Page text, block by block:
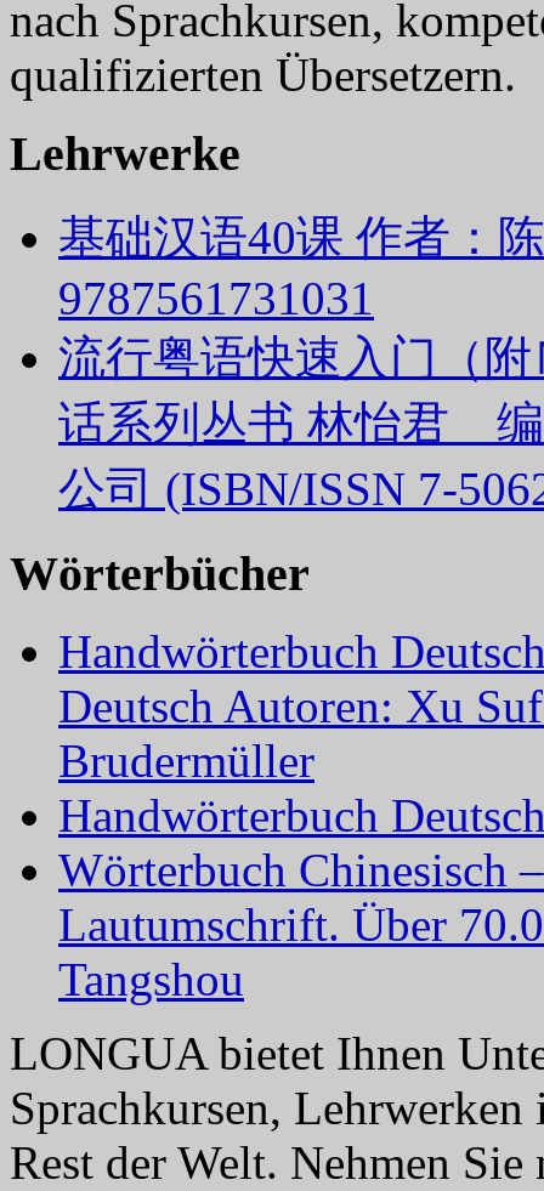
nach Sprachkursen,
qualifizierten Übersetzern.
Lehrwerke
基础汉语40课 作者：
9787561731031
流行粤语快速入门（
话系列丛书 林怡君
公司 (ISBN/ISSN 7-
Wörterbücher
Handwörterbuch
Deutsch Autoren: Xu
Brudermüller
Handwörterbuch
Wörterbuch Chinesisch
Lautumschrift. Über
Tangshou
LONGUA bietet Ihnen
Sprachkursen,
Rest der Welt. Nehmen